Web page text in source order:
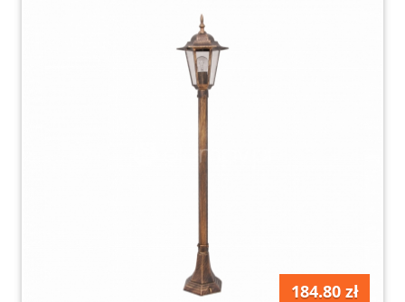
184.80 zł